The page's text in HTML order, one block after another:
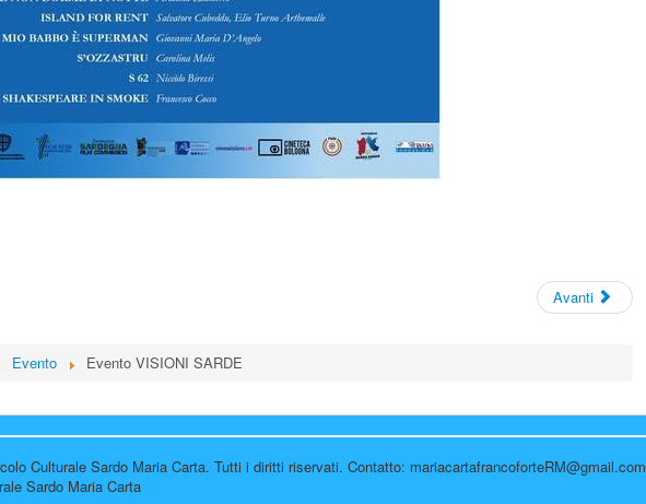
Avanti
Evento Evento VISIONI SARDE
Culturale Sardo Maria Carta. Tutti i diritti riservati. Contatto: mariacartafrancoforteRM@gmail.com
Sardo Maria Carta